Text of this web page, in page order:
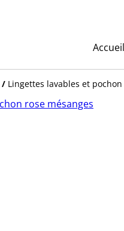
Accueil
/ Lingettes lavables et